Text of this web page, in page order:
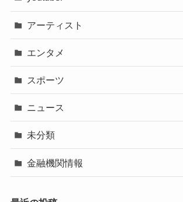
アーティスト
エンタメ
スポーツ
ニュース
未分類
金融機関情報